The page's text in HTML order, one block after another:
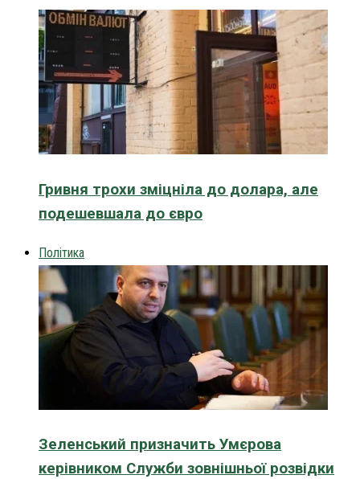
Гривня трохи зміцніла до долара, але
подешевшала до євро
Політика
Зеленський призначить Умєрова
керівником Служби зовнішньої розвідки